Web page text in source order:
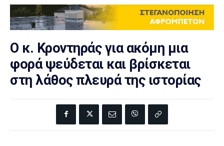
Ο κ. Κροντηράς για ακόμη μια
φορά ψεύδεται και βρίσκεται
στη λάθος πλευρά της ιστορίας